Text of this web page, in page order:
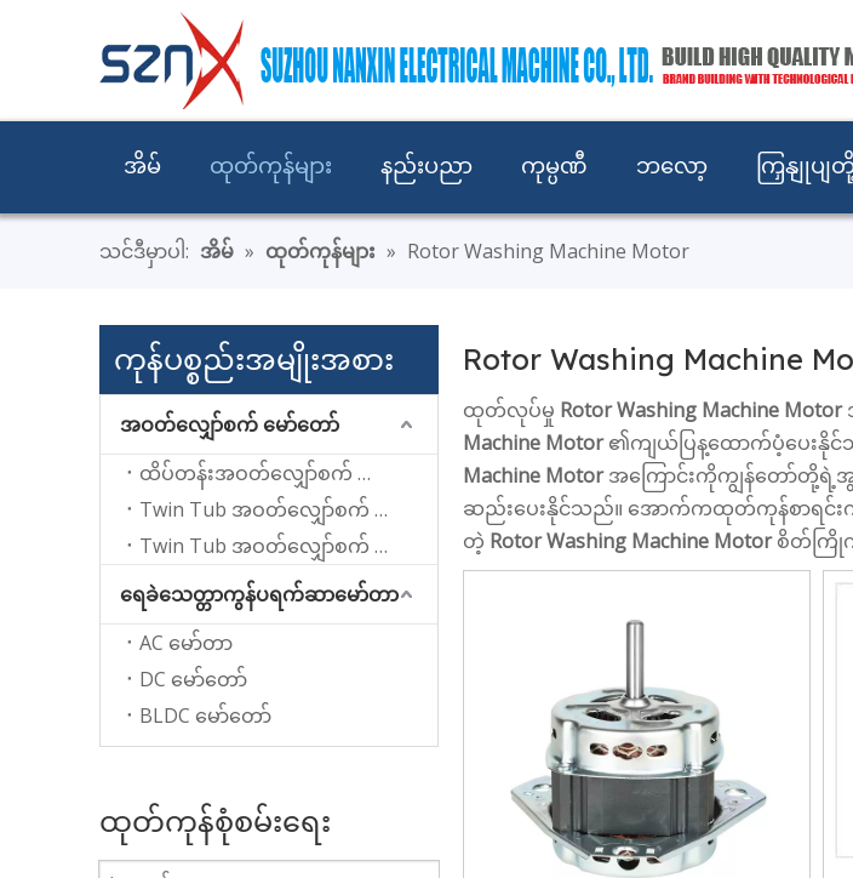
အိမ် ထုတ်ကုန်များ နည်းပညာ ကုမ္ပဏီ ဘလော့ ကြှနျုပ
သင်ဒီမှာပါ: အိမ် » ထုတ်ကုန်များ » Rotor Washing Machine Motor
ကုန်ပစ္စည်းအမျိုးအစား
အဝတ်လျှော်စက် မော်တော်
ထိပ်တန်းအဝတ်လျှော်စက် မော်တာတင်ခြင်း။
Twin Tub အဝတ်လျှော်စက် အတွက် Wash မော်တာ
Twin Tub အဝတ်လျှော်စက် အတွက် Spin မော်တာ
ရေခဲသေတ္တာကွန်ပရက်ဆာမော်တာ
AC မော်တာ
DC မော်တော်
BLDC မော်တော်
ထုတ်ကုန်စုံစမ်းရေး
Rotor Washing Machine
ထုတ်လုပ်မှု Rotor Washing Machine Motor
Machine Motor၏ကျယ်ပြန့ထောက်ပံ့ပေးနို
Machine Motorအကြောင်းကိုကျွန်တော်တို့ရဲ့အွန်လို
ဆည်းပေးနိုင်သည်။ အောက်ကထုတ်ကုန်စာရင်
တဲ့ Rotor Washing Machine Motorစိတ်ကြို